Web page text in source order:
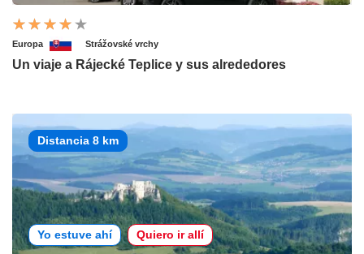
Europa Strážovské vrchy
Un viaje a Rájecké Teplice y sus alrededores
Distancia 8 km
Yo estuve ahí Quiero ir allí